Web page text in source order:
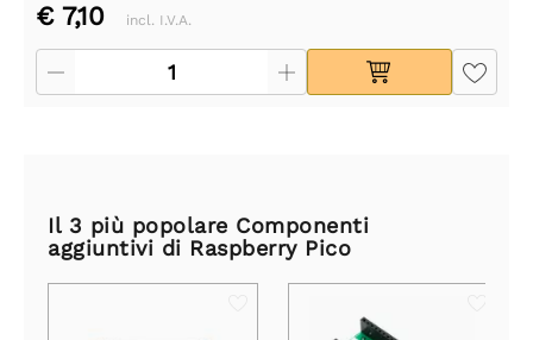
€ 7,10 incl. I.V.A.
Il 3 più popolare Componenti
aggiuntivi di Raspberry Pico